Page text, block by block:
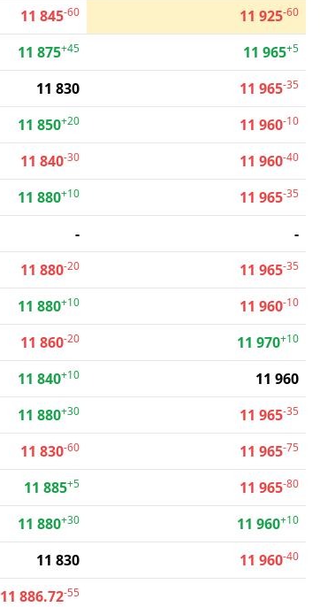
11 845-60 11 925-60
11 875+45 11 965+5
11 830 11 965-35
11 850+20 11 960-10
11 840-30 11 960-40
11 880+10 11 965-35
-
-
11 880-20 11 965-35
11 880+10 11 960-10
11 860-20 11 970+10
11 840+10
11 960
11 880+30 11 965-35
11 830-60 11 965-75
11 885+5 11 965-80
11 880+30 11 960+10
11 830 11 960-40
11 886.72-55